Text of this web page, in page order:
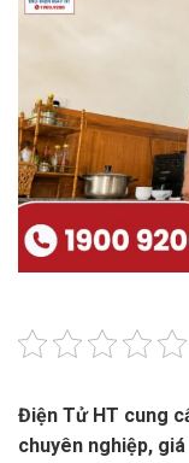
Điện Tử HT cung
chuyên nghiệp,